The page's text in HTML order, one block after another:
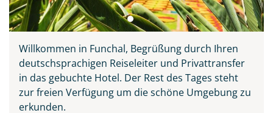
Willkommen in Funchal, Begrüßung durch Ihren
deutschsprachigen Reiseleiter und Privattransfer
in das gebuchte Hotel. Der Rest des Tages steht
zur freien Verfügung um die schöne Umgebung zu
erkunden.